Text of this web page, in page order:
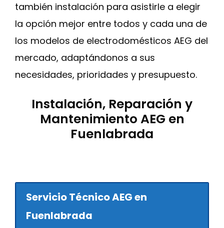
también instalación para asistirle a elegir
la opción mejor entre todos y cada una de
los modelos de electrodomésticos AEG del
mercado, adaptándonos a sus
necesidades, prioridades y presupuesto.
Instalación, Reparación y
Mantenimiento AEG en
Fuenlabrada
Servicio Técnico AEG en
Fuenlabrada